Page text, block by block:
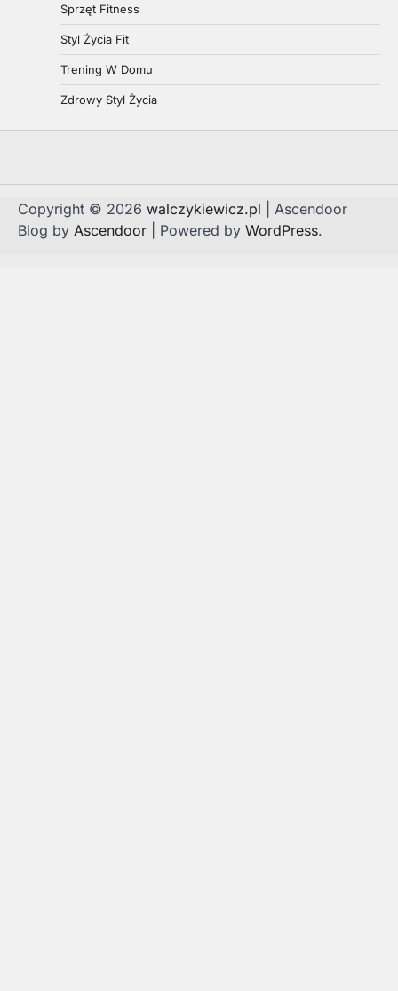
Sprzęt Fitness
Styl Życia Fit
Trening W Domu
Zdrowy Styl Życia
Copyright © 2026 walczykiewicz.pl | Ascendoor
Blog by Ascendoor | Powered by WordPress.